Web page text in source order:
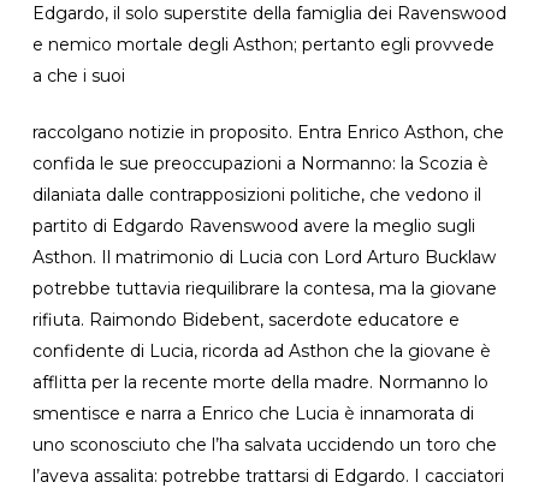
Edgardo, il solo superstite della famiglia dei Ravenswood
e nemico mortale degli Asthon; pertanto egli provvede
a che i suoi
raccolgano notizie in proposito. Entra Enrico Asthon, che
confida le sue preoccupazioni a Normanno: la Scozia è
dilaniata dalle contrapposizioni politiche, che vedono il
partito di Edgardo Ravenswood avere la meglio sugli
Asthon. Il matrimonio di Lucia con Lord Arturo Bucklaw
potrebbe tuttavia riequilibrare la contesa, ma la giovane
rifiuta. Raimondo Bidebent, sacerdote educatore e
confidente di Lucia, ricorda ad Asthon che la giovane è
afflitta per la recente morte della madre. Normanno lo
smentisce e narra a Enrico che Lucia è innamorata di
uno sconosciuto che l’ha salvata uccidendo un toro che
l’aveva assalita: potrebbe trattarsi di Edgardo. I cacciatori